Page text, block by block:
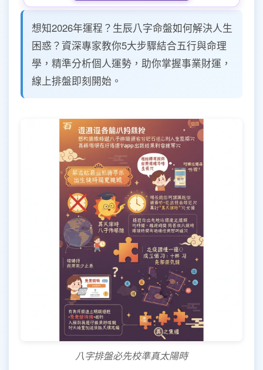
想知2026年運程？生辰八字命盤如何解決人生
困惑？資深專家教你5大步驟結合五行與命理
學，精準分析個人運勢，助你掌握事業財運，
線上排盤即刻開始。
八字排盤必先校準真太陽時